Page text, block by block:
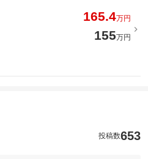
165.4万円
155万円
投稿数653